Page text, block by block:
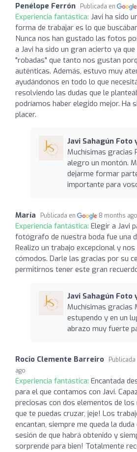
Penélope Ferrón Publicada en
Experiencia fantástica: Javi ha sido
forma de trabajar es lo que
Nunca nos han gustado las fotos
a Javi ha sido un gran acierto ya
"robadas" que tanto nos gustan
auténticas. Además, estuvo muy
ayudándonos en todo lo que
resolviendo las dudas que le
podríamos haber elegido mejor. Ha
placer.
Javi Sahagún Foto
Muchísimas gracias
alegro un montón.
dejarme formar
importante para
María Publicada en 8 months ago
Experiencia fantástica: Elegir a Javi
fotógrafo de nuestra boda fue una
Realizo un trabajo excepcional y
cómodos. Darle las gracias por su
permitirnos tener este gran
Javi Sahagún Foto
Muchísimas gracias
estupendo y en un
abrazo muy fuerte
Rocio Clemente Barreiro Publicada
ago
Experiencia fantástica: Encantada
para el que contamos con Javi.
preciosas con dos elementos de
que te puedas cruzar, jeje! Los
encantan, siempre me queda la duda
sesión de que habrá obtenido y
sorprende para bien! Totalmente